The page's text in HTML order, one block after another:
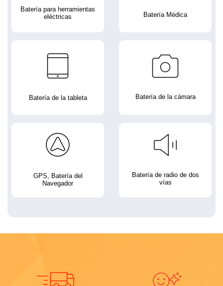
Batería para herramientas
eléctricas
Batería Médica
Batería de la tableta Batería de la cámara
GPS, Batería del
Navegador
Batería de radio de dos
vías